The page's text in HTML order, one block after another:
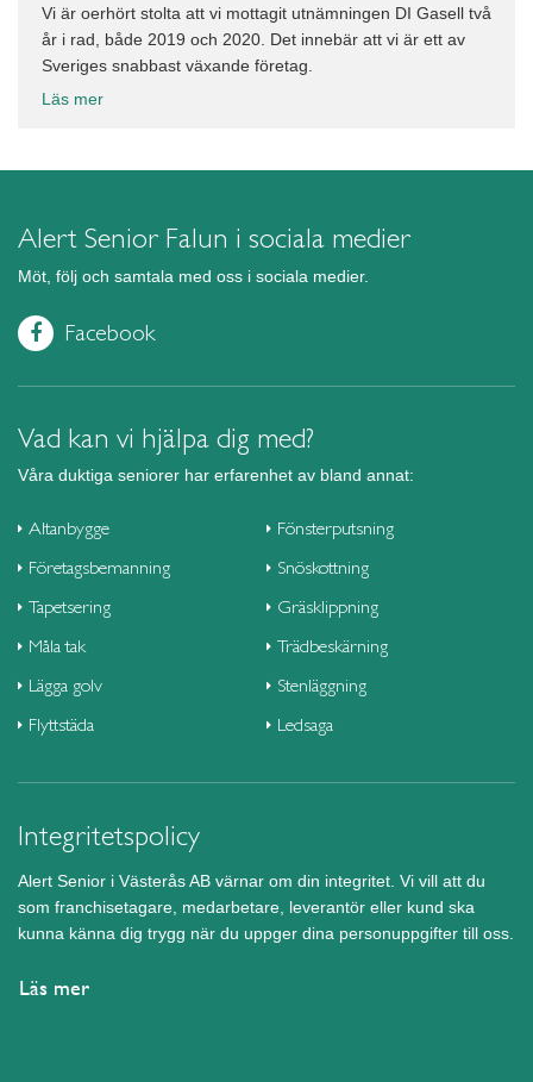
Vi är oerhört stolta att vi mottagit utnämningen DI Gasell två
år i rad, både 2019 och 2020. Det innebär att vi är ett av
Sveriges snabbast växande företag.
Läs mer
Alert Senior Falun i sociala medier
Möt, följ och samtala med oss i sociala medier.
Facebook
Vad kan vi hjälpa dig med?
Våra duktiga seniorer har erfarenhet av bland annat:
Altanbygge
Företagsbemanning
Tapetsering
Måla tak
Lägga golv
Flyttstäda
Fönsterputsning
Snöskottning
Gräsklippning
Trädbeskärning
Stenläggning
Ledsaga
Integritetspolicy
Alert Senior i Västerås AB värnar om din integritet. Vi vill att du
som franchisetagare, medarbetare, leverantör eller kund ska
kunna känna dig trygg när du uppger dina personuppgifter till oss.
Läs mer